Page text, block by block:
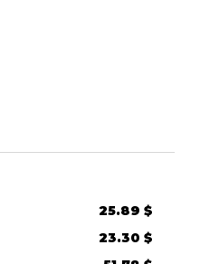
25.89 $
23.30 $